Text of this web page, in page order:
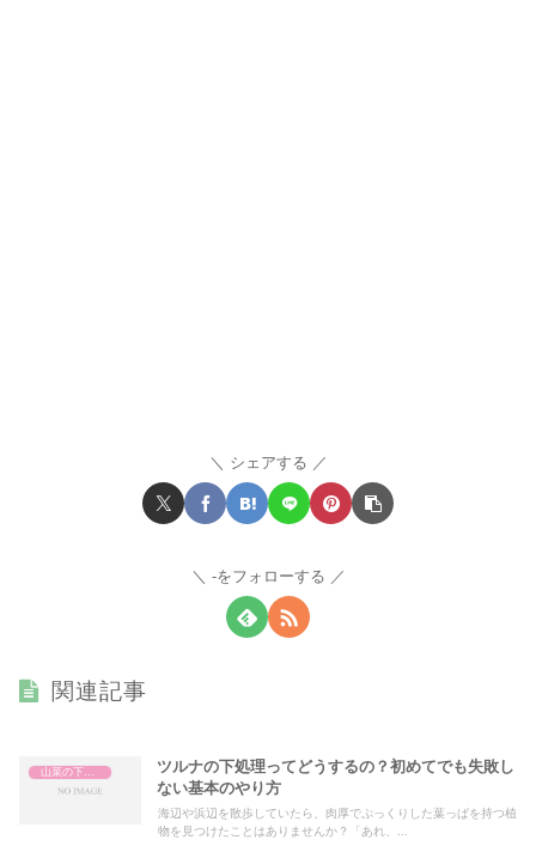
シェアする
-をフォローする
関連記事
ツルナの下処理ってどうするの？初めてでも失敗し
ない基本のやり方
海辺や浜辺を散歩していたら、肉厚でぷっくりした葉っぱを持つ植
物を見つけたことはありませんか？「あれ、...